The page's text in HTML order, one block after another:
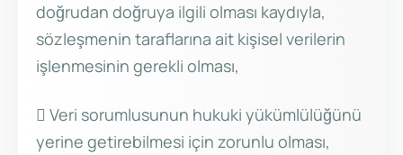
doğrudan doğruya ilgili olması kaydıyla,
sözleşmenin taraflarına ait kişisel verilerin
işlenmesinin gerekli olması,
 Veri sorumlusunun hukuki yükümlülüğünü
yerine getirebilmesi için zorunlu olması,